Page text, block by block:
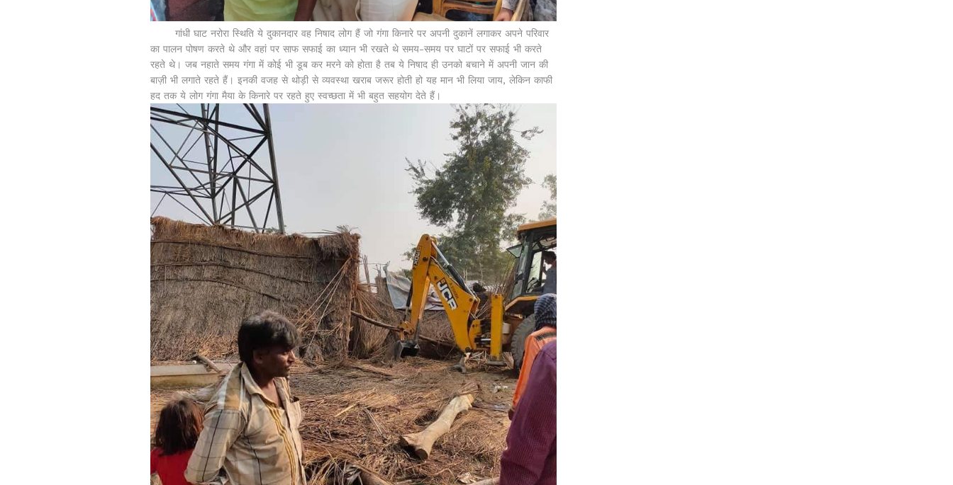
गांधी घाट नरोरा स्थिति ये दुकानदार वह निषाद लोग हैं जो गंगा किनारे पर अपनी दुकानें लगाकर अपने परिवार
का पालन पोषण करते थे और वहां पर साफ सफाई का ध्यान भी रखते थे समय-समय पर घाटों पर सफाई भी करते
रहते थे। जब नहाते समय गंगा में कोई भी डूब कर मरने को होता है तब ये निषाद ही उनको बचाने में अपनी जान की
बाज़ी भी लगाते रहते हैं। इनकी वजह से थोड़ी से व्यवस्था खराब जरूर होती हो यह मान भी लिया जाय, लेकिन काफी
हद तक ये लोग गंगा मैया के किनारे पर रहते हुए स्वच्छता में भी बहुत सहयोग देते हैं।